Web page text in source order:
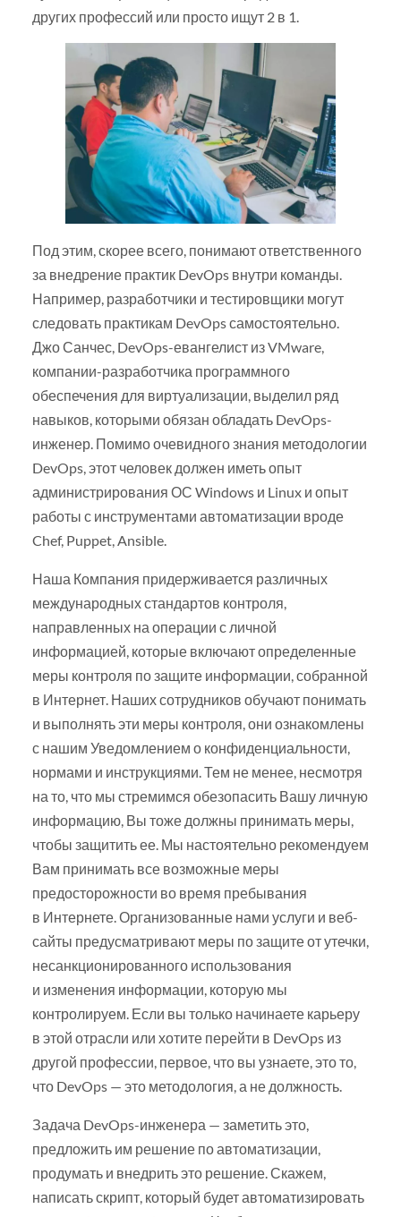
других профессий или просто ищут 2 в 1.
Под этим, скорее всего, понимают ответственного
за внедрение практик DevOps внутри команды.
Например, разработчики и тестировщики могут
следовать практикам DevOps самостоятельно.
Джо Санчес, DevOps-евангелист из VMware,
компании-разработчика программного
обеспечения для виртуализации, выделил ряд
навыков, которыми обязан обладать DevOps-
инженер. Помимо очевидного знания методологии
DevOps, этот человек должен иметь опыт
администрирования ОС Windows и Linux и опыт
работы с инструментами автоматизации вроде
Chef, Puppet, Ansible.
Наша Компания придерживается различных
международных стандартов контроля,
направленных на операции с личной
информацией, которые включают определенные
меры контроля по защите информации, собранной
в Интернет. Наших сотрудников обучают понимать
и выполнять эти меры контроля, они ознакомлены
с нашим Уведомлением о конфиденциальности,
нормами и инструкциями. Тем не менее, несмотря
на то, что мы стремимся обезопасить Вашу личную
информацию, Вы тоже должны принимать меры,
чтобы защитить ее. Мы настоятельно рекомендуем
Вам принимать все возможные меры
предосторожности во время пребывания
в Интернете. Организованные нами услуги и веб-
сайты предусматривают меры по защите от утечки,
несанкционированного использования
и изменения информации, которую мы
контролируем. Если вы только начинаете карьеру
в этой отрасли или хотите перейти в DevOps из
другой профессии, первое, что вы узнаете, это то,
что DevOps — это методология, а не должность.
Задача DevOps-инженера — заметить это,
предложить им решение по автоматизации,
продумать и внедрить это решение. Скажем,
написать скрипт, который будет автоматизировать